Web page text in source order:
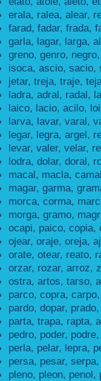
erala, ralea, alear,
farad, fadar, frada,
garla, lagar, larga,
greno, genro,
isoca, ascio, sacio,
jetar, treja, traje,
ladra, adral, radal,
laico, lacio, acilo,
larva, lavar, varal,
legar, legra, argel,
levar, valer, velar,
lodra, dolar, doral,
macal, macla,
magar, garma,
morca, corma,
morga, gramo,
ocapi, paico, copia,
ojear, oraje, oreja,
orate, otear, reato,
orzar, rozar, arroz,
ostra, artos, tarso,
parco, copra,
pardo, dopar,
parta, trapa, rapta,
pedro, poder,
perla, pelar, lepra,
persa, pesar,
pleno, pleon, penol,